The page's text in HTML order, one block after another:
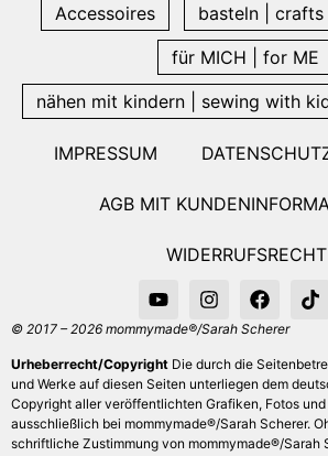
Accessoires
basteln | crafts
für MICH | for ME
nähen mit kindern | sewing with
IMPRESSUM
AGB MIT
WIDERRUFSRECHT
© 2017 – 2026 mommymade®/Sarah Scherer
Urheberrecht/Copyright Die durch die
und Werke auf diesen Seiten unterliegen dem
Copyright aller veröffentlichten Grafiken, Fotos
ausschließlich bei mommymade®/Sarah Scherer.
schriftliche Zustimmung von mommymade®/Sarah